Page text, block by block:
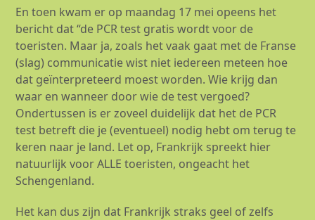
En toen kwam er op maandag 17 mei opeens het
bericht dat “de PCR test gratis wordt voor de
toeristen. Maar ja, zoals het vaak gaat met de Franse
(slag) communicatie wist niet iedereen meteen hoe
dat geïnterpreteerd moest worden. Wie krijg dan
waar en wanneer door wie de test vergoed?
Ondertussen is er zoveel duidelijk dat het de PCR
test betreft die je (eventueel) nodig hebt om terug te
keren naar je land. Let op, Frankrijk spreekt hier
natuurlijk voor ALLE toeristen, ongeacht het
Schengenland.
Het kan dus zijn dat Frankrijk straks geel of zelfs